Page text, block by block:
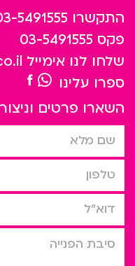
התקשרו 5491555
פקס 03-5491555
שלחו לנו אימייל
ספרו עלינו
השארו פרטים
שם מלא
טלפון
דוא”ל
סיבת הפניה